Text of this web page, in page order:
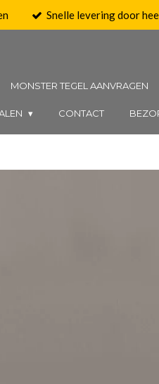
Snelle levering door
MONSTER TEGEL AANVRAGEN
CONTACT